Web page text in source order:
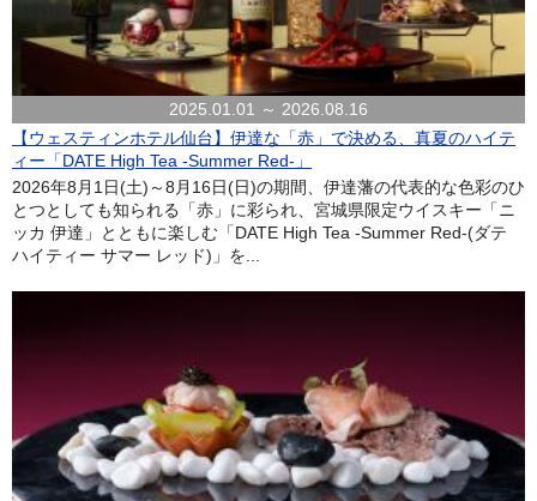
2025.01.01 ～ 2026.08.16
【ウェスティンホテル仙台】伊達な「赤」で決める、真夏のハイテ
ィー「DATE High Tea -Summer Red-」
2026年8月1日(土)～8月16日(日)の期間、伊達藩の代表的な色彩のひ
とつとしても知られる「赤」に彩られ、宮城県限定ウイスキー「ニ
ッカ 伊達」とともに楽しむ「DATE High Tea -Summer Red-(ダテ
ハイティー サマー レッド)」を...